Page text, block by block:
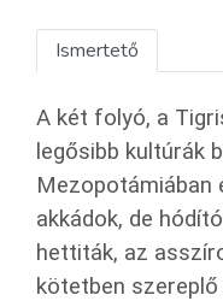
Ismertető
A két folyó, a
legősibb kultúrák
Mezopotámiában
akkádok, de
hettiták, az
kötetben